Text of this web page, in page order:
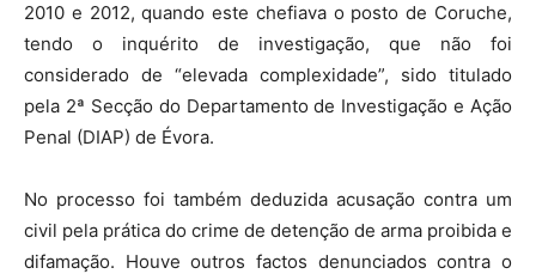
2010 e 2012, quando este chefiava o posto de Coruche,
tendo o inquérito de investigação, que não foi
considerado de “elevada complexidade”, sido titulado
pela 2ª Secção do Departamento de Investigação e Ação
Penal (DIAP) de Évora.
No processo foi também deduzida acusação contra um
civil pela prática do crime de detenção de arma proibida e
difamação. Houve outros factos denunciados contra o